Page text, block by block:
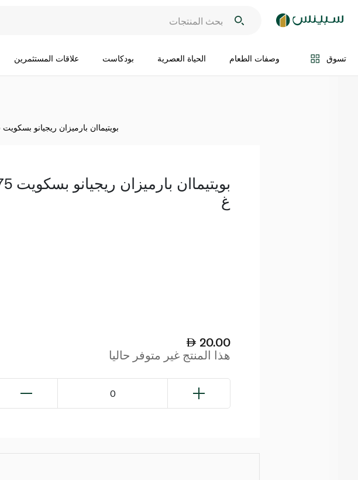
تسوق وصفات الطعام الحياة العصرية بودكاست علاقات المستثمرين
اضف الى السلة
بويتيماان بارميزان ريجيانو بسكويت 75 غ
بويتيماان بارميزان
غ
20.00
هذا المنتج غير متوفر حاليا
0